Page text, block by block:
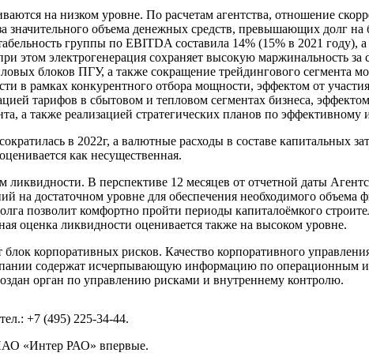
на низком уровне. По расчетам агентства, отношение
значительного объема денежных средств, превышающих долг
группы по EBITDA составила 14% (15% в 2021
этом электрогенерация сохраняет высокую
блоков ПГУ, а также сокращение трейдингового сегмента
в рамках конкурентного отбора мощности, эффектом от
тарифов в сбытовом и тепловом сегментах бизнеса,
а также реализацией стратегических планов по
в 2022г, а валютные расходы в составе
как несущественная.
ликвидности. В перспективе 12 месяцев от отчетной даты
на достаточном уровне для обеспечения необходимого
позволит комфортно пройти периоды капиталоёмкого
оценка ликвидности оценивается также на высоком уровне.
блок корпоративных рисков. Качество корпоративного
содержат исчерпывающую информацию по операционным
орган по управлению рисками и внутреннему контролю.
+7 (495) 225-34-44.
«Интер РАО» впервые.